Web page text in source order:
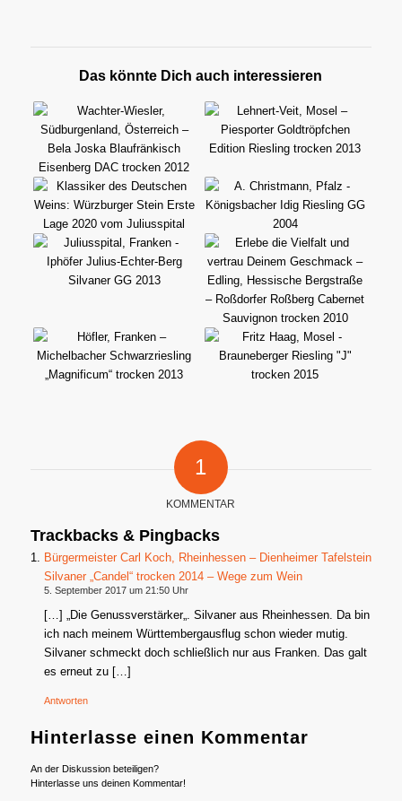
Das könnte Dich auch interessieren
1
KOMMENTAR
Trackbacks & Pingbacks
Bürgermeister Carl Koch, Rheinhessen – Dienheimer Tafelstein
Silvaner „Candel“ trocken 2014 – Wege zum Wein
5. September 2017 um 21:50 Uhr
[…] „Die Genussverstärker„. Silvaner aus Rheinhessen. Da bin
ich nach meinem Württembergausflug schon wieder mutig.
Silvaner schmeckt doch schließlich nur aus Franken. Das galt
es erneut zu […]
Antworten
Hinterlasse einen Kommentar
An der Diskussion beteiligen?
Hinterlasse uns deinen Kommentar!